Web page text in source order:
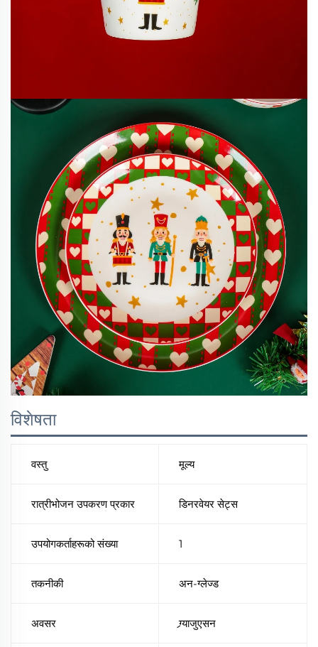
विशेषता
वस्तु मूल्य
रात्रीभोजन उपकरण प्रकार डिनरवेयर सेट्स
उपयोगकर्ताहरूको संख्या 1
तकनीकी अन-ग्लेज्ड
अवसर ग्र्याजुएसन